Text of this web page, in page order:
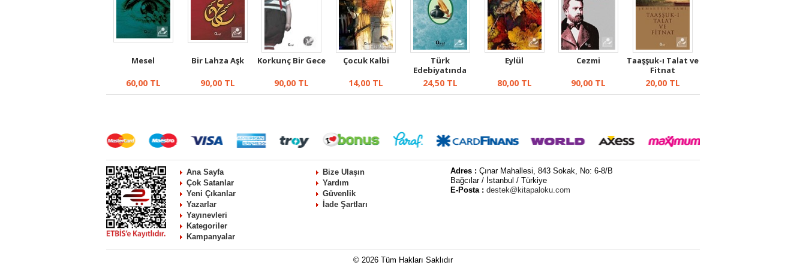
Mesel
60,00TL
Bir Lahza Aşk
90,00TL
Korkunç Bir Gece
90,00 TL
Çocuk Kalbi
14,00 TL
Türk
Edebiyatında
Deyimler
24,50TL
Eylül
80,00TL
Cezmi
90,00 TL
Taaşşuk-ı Talat ve
Fitnat
20,00 TL
Ana Sayfa
Çok Satanlar
Yeni Çıkanlar
Yazarlar
Yayınevleri
Kategoriler
Kampanyalar
Bize Ulaşın
Yardım
Güvenlik
İade Şartları
Adres :Çınar Mahallesi, 843 Sokak, No: 6-8/B
Bağcılar / İstanbul / Türkiye
E-Posta :destek@kitapaloku.com
© 2026 Tüm Hakları Saklıdır